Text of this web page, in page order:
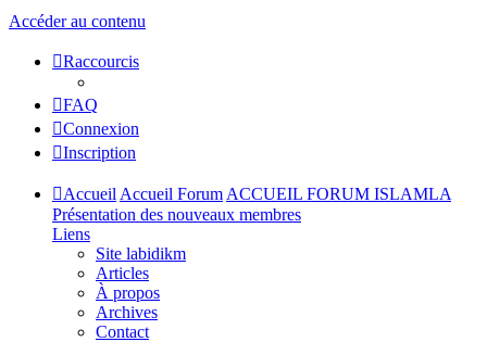
Accéder au contenu
Raccourcis
FAQ
Connexion
Inscription
Accueil Accueil Forum ACCUEIL FORUM ISLAMLA
Présentation des nouveaux membres
Liens
Site labidikm
Articles
À propos
Archives
Contact